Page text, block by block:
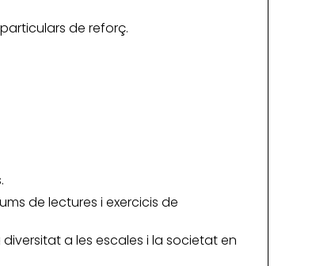
de reforç.
de lectures i exercicis de
a les escales i la societat en